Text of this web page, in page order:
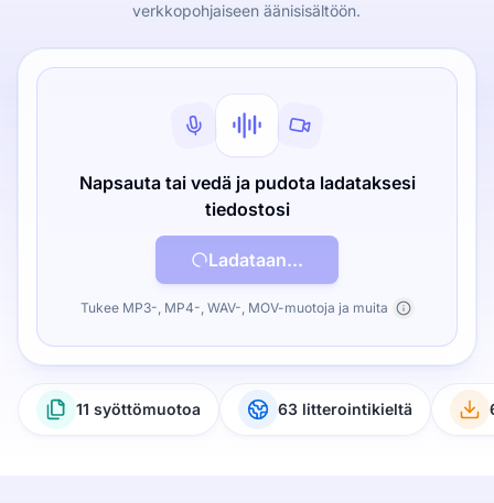
verkkopohjaiseen äänisisältöön.
Napsauta tai vedä ja pudota ladataksesi
tiedostosi
Ladataan...
Tukee MP3-, MP4-, WAV-, MOV-muotoja ja muita
11 syöttömuotoa 63 litterointikieltä